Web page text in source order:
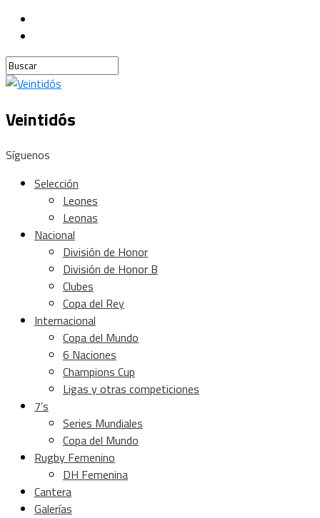
Veintidós
Síguenos
Selección
Leones
Leonas
Nacional
División de Honor
División de Honor B
Clubes
Copa del Rey
Internacional
Copa del Mundo
6 Naciones
Champions Cup
Ligas y otras competiciones
7’s
Series Mundiales
Copa del Mundo
Rugby Femenino
DH Femenina
Cantera
Galerías